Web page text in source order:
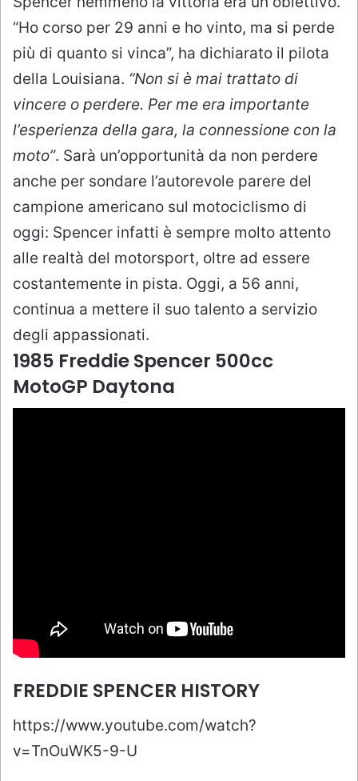
“Ho corso per 29 anni e ho vinto, ma si perde
più di quanto si vinca”, ha dichiarato il pilota
della Louisiana. “Non si è mai trattato di
vincere o perdere. Per me era importante
l’esperienza della gara, la connessione con la
moto”. Sarà un’opportunità da non perdere
anche per sondare l’autorevole parere del
campione americano sul motociclismo di
oggi: Spencer infatti è sempre molto attento
alle realtà del motorsport, oltre ad essere
costantemente in pista. Oggi, a 56 anni,
continua a mettere il suo talento a servizio
degli appassionati.
1985 Freddie Spencer 500cc
MotoGP Daytona
FREDDIE SPENCER HISTORY
https://www.youtube.com/watch?
v=TnOuWK5-9-U